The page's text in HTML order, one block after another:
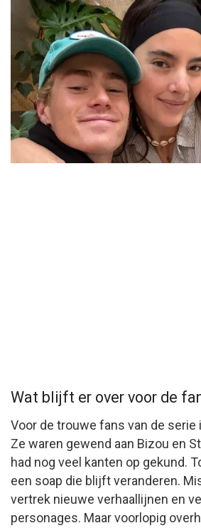
Wat blijft er over voor de
Voor de trouwe fans van de serie
Ze waren gewend aan Bizou en
had nog veel kanten op gekund.
een soap die blijft veranderen.
vertrek nieuwe verhaallijnen en
personages. Maar voorlopig